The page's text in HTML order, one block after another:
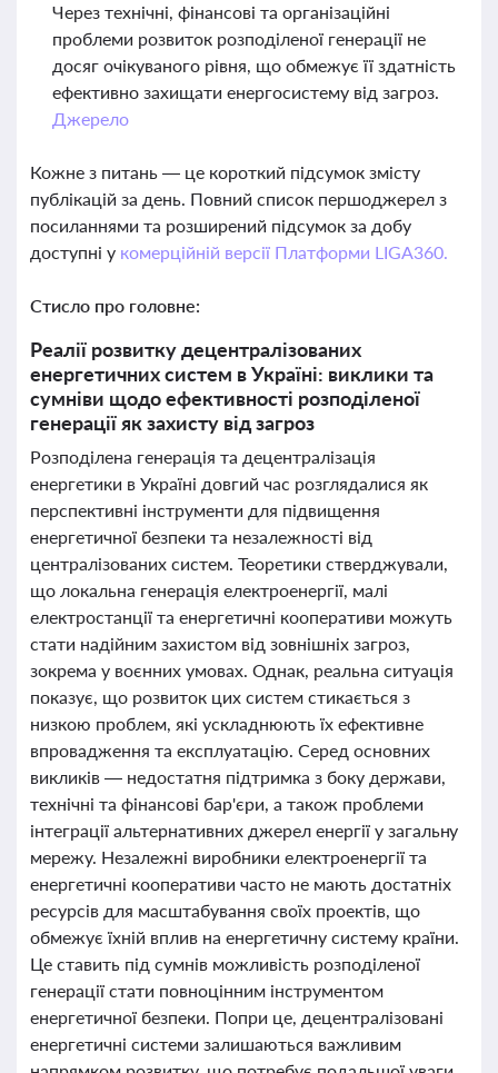
Через технічні, фінансові та організаційні
проблеми розвиток розподіленої генерації не
досяг очікуваного рівня, що обмежує її здатність
ефективно захищати енергосистему від загроз.
Джерело
Кожне з питань — це короткий підсумок змісту
публікацій за день. Повний список першоджерел з
посиланнями та розширений підсумок за добу
доступні у комерційній версії Платформи LIGA360.
Стисло про головне:
Реалії розвитку децентралізованих
енергетичних систем в Україні: виклики та
сумніви щодо ефективності розподіленої
генерації як захисту від загроз
Розподілена генерація та децентралізація
енергетики в Україні довгий час розглядалися як
перспективні інструменти для підвищення
енергетичної безпеки та незалежності від
централізованих систем. Теоретики стверджували,
що локальна генерація електроенергії, малі
електростанції та енергетичні кооперативи можуть
стати надійним захистом від зовнішніх загроз,
зокрема у воєнних умовах. Однак, реальна ситуація
показує, що розвиток цих систем стикається з
низкою проблем, які ускладнюють їх ефективне
впровадження та експлуатацію. Серед основних
викликів — недостатня підтримка з боку держави,
технічні та фінансові бар'єри, а також проблеми
інтеграції альтернативних джерел енергії у загальну
мережу. Незалежні виробники електроенергії та
енергетичні кооперативи часто не мають достатніх
ресурсів для масштабування своїх проектів, що
обмежує їхній вплив на енергетичну систему країни.
Це ставить під сумнів можливість розподіленої
генерації стати повноцінним інструментом
енергетичної безпеки. Попри це, децентралізовані
енергетичні системи залишаються важливим